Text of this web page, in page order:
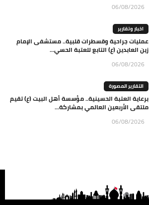
06/08/2026
اخبار وتقارير
عمليات جراحية وقسطرات قلبية.. مستشفى الإمام
زين العابدين (ع) التابع للعتبة الحسي...
06/08/2026
التقارير المصورة
برعاية العتبة الحسينية.. مؤسسة أهل البيت (ع) تقيم
ملتقى الأربعين العالمي بمشاركة...
06/08/2026